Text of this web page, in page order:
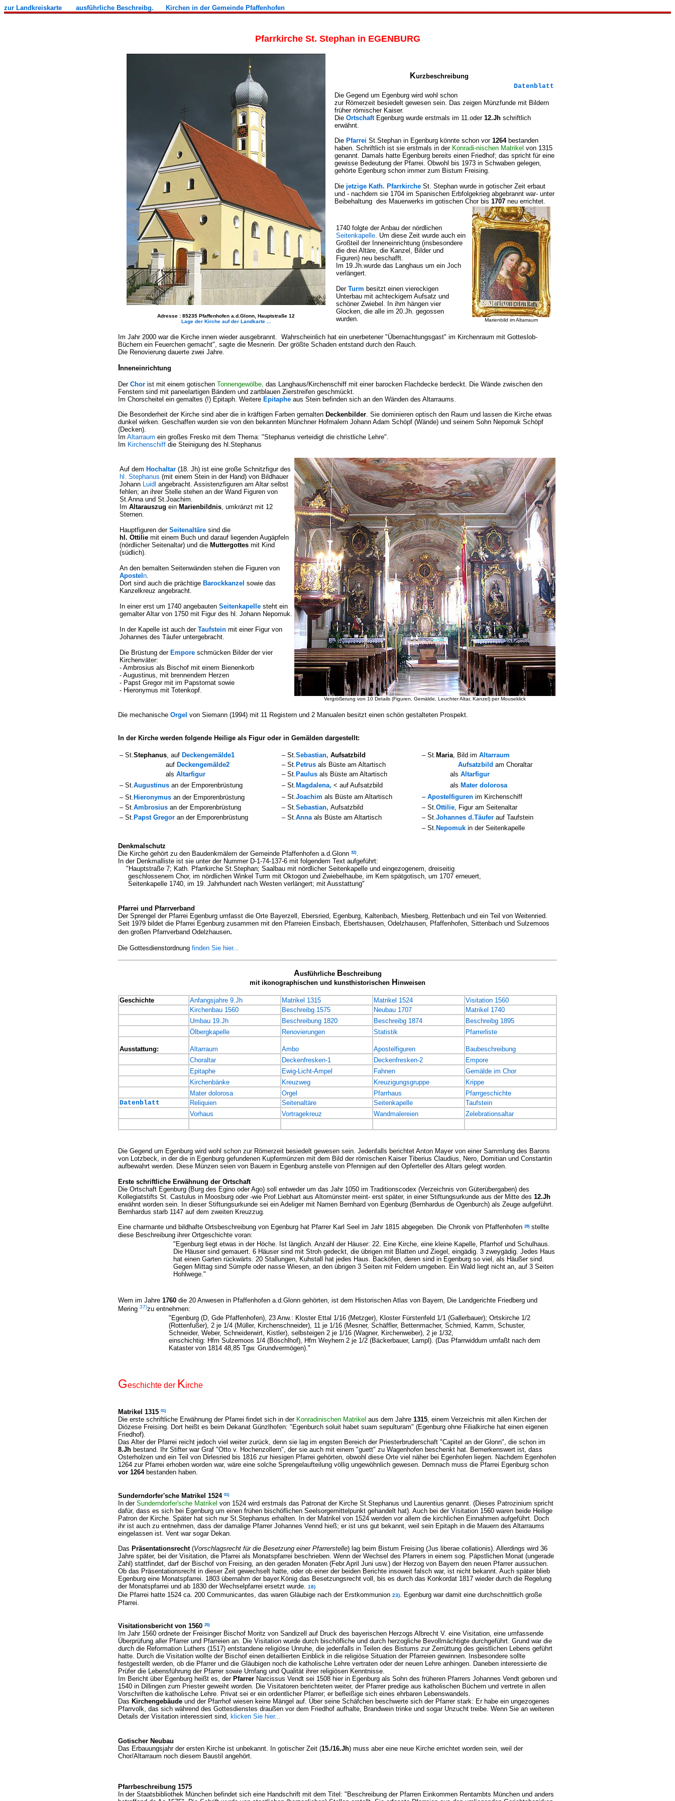
zur Landkreiskarte ausführliche Beschreibg. Kirchen in der Gemeinde Pfaffenhofen
Pfarrkirche St. Stephan in EGENBURG
Adresse : 85235 Pfaffenhofen a.d.Glonn, Hauptstraße 12
Lage der Kirche auf der Landkarte ...
Kurzbeschreibung
Datenblatt
Die Gegend um Egenburg wird wohl schon
zur Römerzeit besiedelt gewesen sein. Das zeigen Münzfunde mit Bildern
früher römischer Kaiser.
Die OrtschaftEgenburg wurde erstmals im 11.oder 12.Jh schriftlich
erwähnt.
Die Pfarrei St.Stephan in Egenburg könnte schon vor 1264bestanden
haben. Schriftlich ist sie erstmals in der Konradi-nischen Matrikel von 1315
genannt. Damals hatte Egenburg bereits einen Friedhof; das spricht für eine
gewisse Bedeutung der Pfarrei. Obwohl bis 1973 in Schwaben gelegen,
gehörte Egenburg schon immer zum Bistum Freising.
Die jetzige Kath. Pfarrkirche St. Stephan wurde in gotischer Zeit erbaut
und - nachdem sie 1704 im Spanischen Erbfolgekrieg abgebrannt war- unter
Beibehaltung des Mauerwerks im gotischen Chor bis 1707 neu errichtet.
1740 folgte der Anbau der nördlichen
Seitenkapelle. Um diese Zeit wurde auch ein
Großteil der Inneneinrichtung (insbesondere
die drei Altäre, die Kanzel, Bilder und
Figuren) neu beschafft.
Im 19.Jh.wurde das Langhaus um ein Joch
verlängert.
Der Turm besitzt einen viereckigen
Unterbau mit achteckigem Aufsatz und
schöner Zwiebel. In ihm hängen vier
Glocken, die alle im 20.Jh. gegossen
wurden.
Marienbild im Altarraum
Im Jahr 2000 war die Kirche innen wieder ausgebrannt. Wahrscheinlich hat ein unerbetener "Übernachtungsgast" im Kirchenraum mit Gotteslob-
Büchern ein Feuerchen gemacht", sagte die Mesnerin. Der größte Schaden entstand durch den Rauch.
Die Renovierung dauerte zwei Jahre.
nneneinrichtung
Der Chor ist mit einem gotischen Tonnengewölbe, das Langhaus/Kirchenschiff mit einer barocken Flachdecke berdeckt. Die Wände zwischen den
Fenstern sind mit paneelartigen Bändern und zartblauen Zierstreifen geschmückt.
Im Chorscheitel ein gemaltes (!) Epitaph. Weitere Epitaphe aus Stein befinden sich an den Wänden des Altarraums.
Die Besonderheit der Kirche sind aber die in kräftigen Farben gemalten Deckenbilder. Sie dominieren optisch den Raum und lassen die Kirche etwas
dunkel wirken. Geschaffen wurden sie von den bekannten Münchner Hofmalern Johann Adam Schöpf (Wände) und seinem Sohn Nepomuk Schöpf
(Decken).
Im Altarraum ein großes Fresko mit dem Thema: "Stephanus verteidigt die christliche Lehre".
Im Kirchenschiff die Steinigung des hl.Stephanus
Auf dem Hochaltar (18. Jh) ist eine große Schnitzfigur des
hl. Stephanus (mit einem Stein in der Hand) von Bildhauer
Johann Luidl angebracht. Assistenzfiguren am Altar selbst
fehlen; an ihrer Stelle stehen an der Wand Figuren von
St.Anna und St.Joachim.
Im Altarauszug ein Marienbildnis, umkränzt mit 12
Sternen.
Hauptfiguren der Seitenaltäre sind die
hl. Ottilie mit einem Buch und darauf liegenden Augäpfeln
(nördlicher Seitenaltar) und die Muttergottes mit Kind
(südlich).
An den bemalten Seitenwänden stehen die Figuren von
Apostel n.
Dort sind auch die prächtige Barockkanzel sowie das
Kanzelkreuz angebracht.
In einer erst um 1740 angebauten Seitenkapelle steht ein
gemalter Altar von 1750 mit Figur des hl. Johann Nepomuk.
In der Kapelle ist auch der Taufstein mit einer Figur von
Johannes des Täufer untergebracht.
Die Brüstung der Empore schmücken Bilder der vier
Kirchenväter:
- Ambrosius als Bischof mit einem Bienenkorb
- Augustinus, mit brennendem Herzen
- Papst Gregor mit im Papstornat sowie
- Hieronymus mit Totenkopf.
Vergrößerung von 10 Details (Figuren, Gemälde, Leuchter Altar, Kanzel) per Mouseklick
Die mechanische Orgel von Siemann (1994) mit 11 Registern und 2 Manualen besitzt einen schön gestalteten Prospekt.
In der Kirche werden folgende Heilige als Figur oder in Gemälden dargestellt:
– St.Stephanus, auf Deckengemälde1 – St.Sebastian, Aufsatzbild – St. Maria, Bild im Altarraum
auf Deckengemälde2 – St. Petrus als Büste am Altartisch Aufsatzbild am Choraltar
als Altarfigur – St. Paulus als Büste am Altartisch als Altarfigur
– St.Augustinus an der Emporenbrüstung – St. Magdalena, < auf Aufsatzbild als Mater dolorosa
– St. Hieronymus an der Emporenbrüstung – St.Joachim als Büste am Altartisch – Apostelfiguren im Kirchenschiff
– St.Ambrosius an der Emporenbrüstung – St.Sebastian, Aufsatzbild – St.Ottilie, Figur am Seitenaltar
– St. Papst Gregor an der Emporenbrüstung – St.Annaals Büste am Altartisch – St.Johannes d.Täufer auf Taufstein
– St. Nepomuk in der Seitenkapelle
Denkmalschutz
Die Kirche gehört zu den Baudenkmälern der Gemeinde Pfaffenhofen a.d.Glonn 32).
In der Denkmalliste ist sie unter der Nummer D-1-74-137-6 mit folgendem Text aufgeführt:
"Hauptstraße 7; Kath. Pfarrkirche St.Stephan; Saalbau mit nördlicher Seitenkapelle und eingezogenem, dreiseitig
geschlossenem Chor, im nördlichen Winkel Turm mit Oktogon und Zwiebelhaube, im Kern spätgotisch, um 1707 erneuert,
Seitenkapelle 1740, im 19. Jahrhundert nach Westen verlängert; mit Ausstattung"
Pfarrei und Pfarrverband
Der Sprengel der Pfarrei Egenburg umfasst die Orte Bayerzell, Ebersried, Egenburg, Kaltenbach, Miesberg, Rettenbach und ein Teil von Weitenried.
Seit 1979 bildet die Pfarrei Egenburg zusammen mit den Pfarreien Einsbach, Ebertshausen, Odelzhausen, Pfaffenhofen, Sittenbach und Sulzemoos
den großen Pfarrverband Odelzhausen.
Die Gottesdienstordnung finden Sie hier...
AusführlicheBeschreibung
mit ikonographischen und kunsthistorischen H inweisen
Geschichte Anfangsjahre 9.Jh Matrikel 1315 Matrikel 1524
Visitation 1560
Kirchenbau 1560
Beschreibg.1575 Neubau 1707
Matrikel 1740
Umbau 19.Jh
Beschreibung 1820 Beschreibg 1874
Beschreibg 1895
Ölbergkapelle
Renovierungen Statistik Pfarrerliste
Ausstattung: Altarraum Ambo Apostelfiguren
Baubeschreibung
Choraltar
Deckenfresken-1 Deckenfresken-2
Empore
Epitaphe
Ewig-Licht-Ampel Fahnen
Gemälde im Chor
Kirchenbänke
Kreuzweg Kreuzigungsgruppe
Krippe
Mater dolorosa
Orgel Pfarrhaus
Pfarrgeschichte
Datenblatt
Reliquien Seitenaltäre Seitenkapelle
Taufstein
Vorhaus
Vortragekreuz Wandmalereien Zelebrationsaltar
Die Gegend um Egenburg wird wohl schon zur Römerzeit besiedelt gewesen sein. Jedenfalls berichtet Anton Mayer von einer Sammlung des Barons
von Lotzbeck, in der die in Egenburg gefundenen Kupfermünzen mit dem Bild der römischen Kaiser Tiberius Claudius, Nero, Domitian und Constantin
aufbewahrt werden. Diese Münzen seien von Bauern in Egenburg anstelle von Pfennigen auf den Opferteller des Altars gelegt worden.
Erste schriftliche Erwähnung der Ortschaft
Die Ortschaft Egenburg (Burg des Egino oder Ago) soll entweder um das Jahr 1050 im Traditionscodex (Verzeichnis von Güterübergaben) des
Kollegiatstifts St. Castulus in Moosburg oder -wie Prof.Liebhart aus Altomünster meint- erst später, in einer Stiftungsurkunde aus der Mitte des 12.Jh
erwähnt worden sein. In dieser Stiftungsurkunde sei ein Adeliger mit Namen Bernhard von Egenburg (Bernhardus de Ogenburch) als Zeuge aufgeführt.
Bernhardus starb 1147 auf dem zweiten Kreuzzug.
Eine charmante und bildhafte Ortsbeschreibung von Egenburg hat Pfarrer Karl Seel im Jahr 1815 abgegeben. Die Chronik von Pfaffenhofen 28) stellte
diese Beschreibung ihrer Ortgeschichte voran:
"Egenburg liegt etwas in der Höche. Ist länglich. Anzahl der Häuser: 22. Eine Kirche, eine kleine Kapelle, Pfarrhof und Schulhaus.
Die Häuser sind gemauert. 6 Häuser sind mit Stroh gedeckt, die übrigen mit Blatten und Ziegel, eingädig. 3 zweygädig. Jedes Haus
hat einen Garten rückwärts. 20 Stallungen, Kuhstall hat jedes Haus. Backöfen, deren sind in Egenburg so viel, als Häußer sind.
Gegen Mittag sind Sümpfe oder nasse Wiesen, an den übrigen 3 Seiten mit Feldern umgeben. Ein Wald liegt nicht an, auf 3 Seiten
Hohlwege."
Wem im Jahre 1760 die 20 Anwesen in Pfaffenhofen a.d.Glonn gehörten, ist dem Historischen Atlas von Bayern, Die Landgerichte Friedberg und
Mering 37)zu entnehmen:
"Egenburg (D, Gde Pfaffenhofen), 23 Anw.: Kloster Ettal 1/16 (Metzger), Kloster Fürstenfeld 1/1 (Gallerbauer); Ortskirche 1/2
(Rottenfußer), 2 je 1/4 (Müller, Kirchenschneider), 11 je 1/16 (Mesner, Schäffler, Bettenmacher, Schmied, Kamm, Schuster,
Schneider, Weber, Schneiderwirt, Kistler), selbsteigen 2 je 1/16 (Wagner, Kirchenweber), 2 je 1/32,
einschichtig: Hfm Sulzemoos 1/4 (Böschlhof), Hfm Weyhern 2 je 1/2 (Bäckerbauer, Lampl). (Das Pfarrwiddum umfaßt nach dem
Kataster von 1814 48,85 Tgw. Grundvermögen)."
Geschichte der Kirche
Matrikel 1315 01)
Die erste schriftliche Erwähnung der Pfarrei findet sich in der Konradinischen Matrike aus dem Jahre 1315, einem Verzeichnis mit allen Kirchen der
Diözese Freising. Dort heißt es beim Dekanat Günzlhofen: "Egenburch soluit habet suam sepulturam" (Egenburg ohne Filialkirche hat einen eigenen
Friedhof).
Das Alter der Pfarrei reicht jedoch viel weiter zurück, denn sie lag im engsten Bereich der Priesterbruderschaft "Capitel an der Glonn", die schon im
8.Jh bestand. Ihr Stifter war Graf "Otto v. Hochenzollern", der sie auch mit einem "guett" zu Wagenhofen beschenkt hat. Bemerkenswert ist, dass
Osterholzen und ein Teil von Dirlesried bis 1816 zur hiesigen Pfarrei gehörten, obwohl diese Orte viel näher bei Egenhofen liegen. Nachdem Egenhofen
1264 zur Pfarrei erhoben worden war, wäre eine solche Sprengelaufteilung völlig ungewöhnlich gewesen. Demnach muss die Pfarrei Egenburg schon
vor 1264bestanden haben.
Sunderndorfer'sche Matrikel 1524 01)
In der Sunderndorfer'sche Matrikel von 1524 wird erstmals das Patronat der Kirche St.Stephanus und Laurentius genannt. (Dieses Patrozinium spricht
dafür, dass es sich bei Egenburg um einen frühen bischöflichen Seelsorgemittelpunkt gehandelt hat). Auch bei der Visitation 1560 waren beide Heilige
Patron der Kirche. Später hat sich nur St.Stephanus erhalten. In der Matrikel von 1524 werden vor allem die kirchlichen Einnahmen aufgeführt. Doch
ihr ist auch zu entnehmen, dass der damalige Pfarrer Johannes Vennd hieß; er ist uns gut bekannt, weil sein Epitaph in die Mauern des Altarraums
eingelassen ist. Vent war sogar Dekan.
Das Präsentationsrecht(Vorschlagsrecht für die Besetzung einer Pfarrerstelle) lag beim Bistum Freising (Jus liberae collationis). Allerdings wird 36
Jahre später, bei der Visitation, die Pfarrei als Monatspfarrei beschrieben. Wenn der Wechsel des Pfarrers in einem sog. Päpstlichen Monat (ungerade
Zahl) stattfindet, darf der Bischof von Freising, an den geraden Monaten (Febr.April Juni usw.) der Herzog von Bayern den neuen Pfarrer aussuchen.
Ob das Präsentationsrecht in dieser Zeit gewechselt hatte, oder ob einer der beiden Berichte insoweit falsch war, ist nicht bekannt. Auch später blieb
Egenburg eine Monatspfarrei. 1803 übernahm der bayer.König das Besetzungsrecht voll, bis es durch das Konkordat 1817 wieder durch die Regelung
der Monatspfarrei und ab 1830 der Wechselpfarrei ersetzt wurde.
18)
Die Pfarrei hatte 1524 ca. 200 Communicantes, das waren Gläubige nach der Erstkommunion 23)
. Egenburg war damit eine durchschnittlich große
Pfarrei.
Visitationsbericht von 1560 25)
Im Jahr 1560 ordnete der Freisinger Bischof Moritz von Sandizell auf Druck des bayerischen Herzogs Albrecht V. eine Visitation, eine umfassende
Überprüfung aller Pfarrer und Pfarreien an. Die Visitation wurde durch bischöfliche und durch herzogliche Bevollmächtigte durchgeführt. Grund war die
durch die Reformation Luthers (1517) entstandene religiöse Unruhe, die jedenfalls in Teilen des Bistums zur Zerrüttung des geistlichen Lebens geführt
hatte. Durch die Visitation wollte der Bischof einen detaillierten Einblick in die religiöse Situation der Pfarreien gewinnen. Insbesondere sollte
festgestellt werden, ob die Pfarrer und die Gläubigen noch die katholische Lehre vertraten oder der neuen Lehre anhingen. Daneben interessierte die
Prüfer die Lebensführung der Pfarrer sowie Umfang und Qualität ihrer religiösen Kenntnisse.
Im Bericht über Egenburg heißt es, der Pfarrer Narcissus Vendt sei 1508 hier in Egenburg als Sohn des früheren Pfarrers Johannes Vendt geboren und
1540 in Dillingen zum Priester geweiht worden. Die Visitatoren berichteten weiter, der Pfarrer predige aus katholischen Büchern und vertrete in allen
Vorschriften die katholische Lehre. Privat sei er ein ordentlicher Pfarrer; er befleißige sich eines ehrbaren Lebenswandels.
Das Kirchengebäude und der Pfarrhof wiesen keine Mängel auf. Über seine Schäfchen beschwerte sich der Pfarrer stark: Er habe ein ungezogenes
Pfarrvolk, das sich während des Gottesdienstes draußen vor dem Friedhof aufhalte, Brandwein trinke und sogar Unzucht treibe. Wenn Sie an weiteren
Details der Visitation interessiert sind,
klicken Sie hier...
Gotischer Neubau
Das Erbauungsjahr der ersten Kirche ist unbekannt. In gotischer Zeit (15./16.Jh) muss aber eine neue Kirche errichtet worden sein, weil der
Chor/Altarraum noch diesem Baustil angehört.
Pfarrbeschreibung 1575
In der Staatsbibliothek München befindet sich eine Handschrift mit dem Titel: "Beschreibung der Pfarren Einkommen Rentambts München und anders